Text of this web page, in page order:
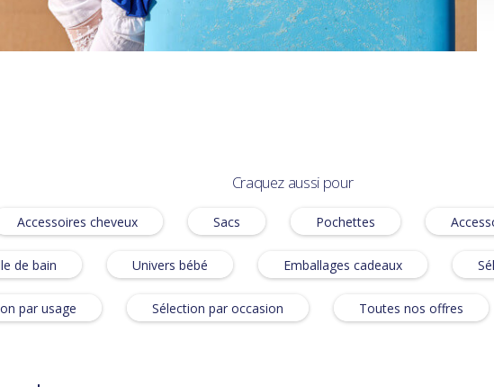
Craquez aussi pour
Accessoires cheveux Sacs Pochettes
de bain Univers bébé Emballages cadeaux
par usage Sélection par occasion Toutes nos offres